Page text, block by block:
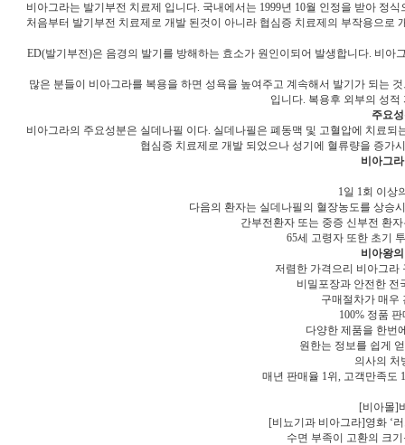
비아그라는 발기부전 치료제 입니다. 국내에서는 1999년 10월 인정을 받아 정
처음부터 발기부전 치료제로 개발 된것이 아니라 협심증 치료제의 부작용으
ED(발기부전)은 음경의 발기를 방해하는 효소가 원인이되어 발생합니다. 비
많은 분들이 비아그라를 복용을 하면 성욕을 높여주고 계속해서 발기가 되는
입니다. 복용후 외부의 성
주요
비아그라의 주요성분은 실데나필 이다. 실데나필은 폐동맥 및 고혈압에 치료
협심증 치료제로 개발 되었으나 성기에 혈류량을 증가
비아그
1일 1회 이상
다음의 환자는 실데나필의 혈장농도를 상승
간부전환자 또는 중증 신부전 환
65세 고령자 또한 초기
비아왕
저렴한 가격으리 비아그라
비밀포장과 안전한 전
구매절차가 매우
100% 정품
다양한 제품을 한번
원한는 정보를 쉽게
의사의 처
매년 판매율 1위, 고객만족도
[비아몰]
[비뇨기과 비아그라]영화 ‘
수면 부족이 고환의 크